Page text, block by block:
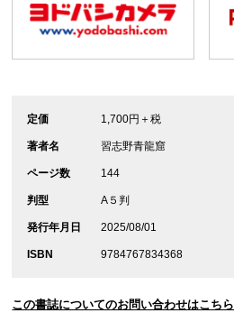
定価 1,700円＋税
著者名 習志野青龍窟
ページ数 144
判型 A５判
発行年月日 2025/08/01
ISBN 9784767834368
この書誌についてのお問い合わせはこちら